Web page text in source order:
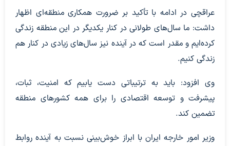
عراقچی در ادامه با تأکید بر ضرورت همکاری منطقه‌ای اظهار
داشت: ما سال‌های طولانی در کنار یکدیگر در این منطقه زندگی
کرده‌ایم و مقدر است که در آینده نیز سال‌های زیادی در کنار هم
زندگی کنیم.
وی افزود: باید به ترتیباتی دست یابیم که امنیت، ثبات،
پیشرفت و توسعه اقتصادی را برای همه کشورهای منطقه
تضمین کند.
وزیر امور خارجه ایران با ابراز خوش‌بینی نسبت به آینده روابط